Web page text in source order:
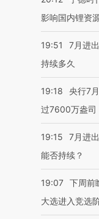
影响国内锂资
19:51
7月进
持续多久
19:18
央行7
过7600万盎司
19:15
7月进
能否持续？
19:07 下周前
大选进入竞选